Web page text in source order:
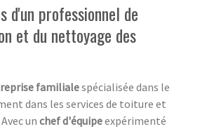
d'un professionnel de
et du nettoyage des
familialespécialisée dans le
dans les services de toiture et
un chef d'équipeexpérimenté